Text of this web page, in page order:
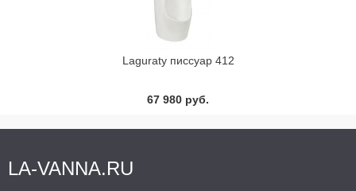
Laguraty писсуар 412
67 980 руб.
LA-VANNA.RU